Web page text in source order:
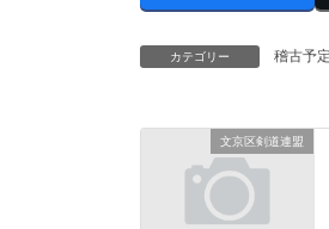
カテゴリー 稽古予定
文京区剣道連盟